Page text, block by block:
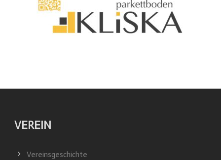
VEREIN
Vereinsgeschichte